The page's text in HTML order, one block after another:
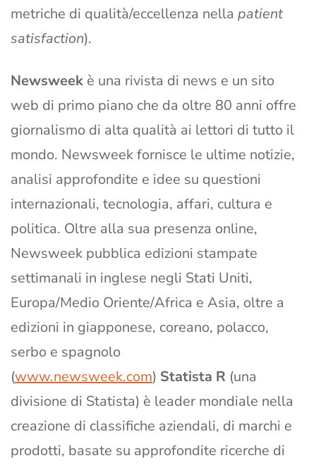
metriche di qualità/eccellenza nella patient
satisfaction).
Newsweek è una rivista di news e un sito
web di primo piano che da oltre 80 anni offre
giornalismo di alta qualità ai lettori di tutto il
mondo. Newsweek fornisce le ultime notizie,
analisi approfondite e idee su questioni
internazionali, tecnologia, affari, cultura e
politica. Oltre alla sua presenza online,
Newsweek pubblica edizioni stampate
settimanali in inglese negli Stati Uniti,
Europa/Medio Oriente/Africa e Asia, oltre a
edizioni in giapponese, coreano, polacco,
serbo e spagnolo
(www.newsweek.com) Statista R (una
divisione di Statista) è leader mondiale nella
creazione di classifiche aziendali, di marchi e
prodotti, basate su approfondite ricerche di